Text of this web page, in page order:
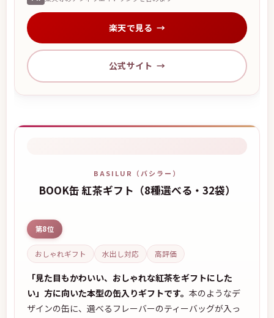
楽天で見る
公式サイト
BASILUR（バシラー）
BOOK缶 紅茶ギフト（8種選べる・32袋）
第8位
おしゃれギフト 水出し対応 高評価
「見た目もかわいい、おしゃれな紅茶をギフトにした
い」方に向いた本型の缶入りギフトです。 本のようなデ
ザインの缶に、選べるフレーバーのティーバッグが入っ